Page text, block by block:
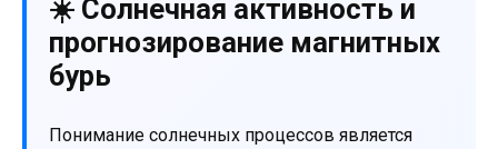
☀️ Солнечная активность и
прогнозирование магнитных
бурь
Понимание солнечных процессов является